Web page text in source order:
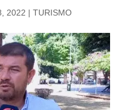
2022 | TURISMO